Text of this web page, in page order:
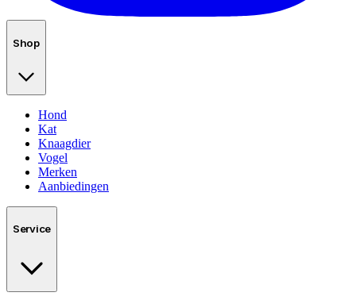
Shop
Hond
Kat
Knaagdier
Vogel
Merken
Aanbiedingen
Service